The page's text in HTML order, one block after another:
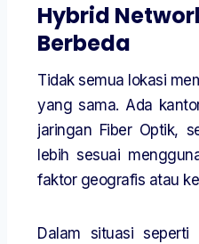
Hybrid
Berbeda
Tidak semua lokasi
yang sama. Ada
jaringan Fiber Optik,
lebih sesuai
faktor geografis atau
Dalam situasi seperti